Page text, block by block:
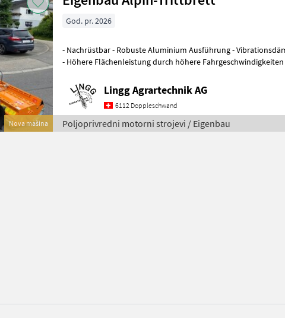
Nova mašina
God. pr. 2026
- Nachrüstbar - Robuste Aluminium Ausführung - Vibrationsdämpfung
- Höhere Flächenleistung durch höhere Fahrgeschwindigkeiten -
Lingg Agrartechnik AG
6112 Doppleschwand
Poljoprivredni motorni strojevi / Eigenbau